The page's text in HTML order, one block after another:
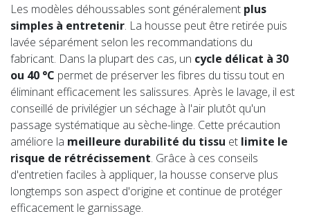
Les modèles déhoussables sont généralement plus
simples à entretenir. La housse peut être retirée puis
lavée séparément selon les recommandations du
fabricant. Dans la plupart des cas, un cycle délicat à 30
ou 40 °C permet de préserver les fibres du tissu tout en
éliminant efficacement les salissures. Après le lavage, il est
conseillé de privilégier un séchage à l'air plutôt qu'un
passage systématique au sèche-linge. Cette précaution
améliore la meilleure durabilité du tissu et limite le
risque de rétrécissement. Grâce à ces conseils
d'entretien faciles à appliquer, la housse conserve plus
longtemps son aspect d'origine et continue de protéger
efficacement le garnissage.